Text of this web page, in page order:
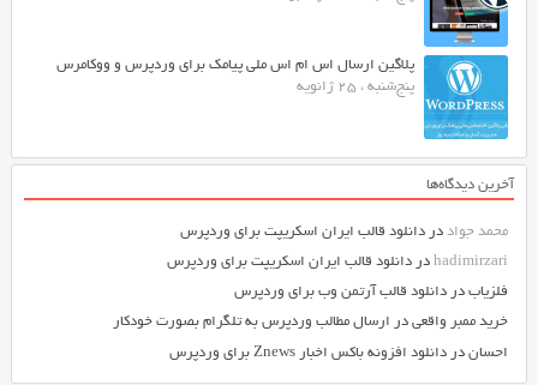
پلاگین ارسال اس ام اس ملی پیامک برای وردپرس و ووکامرس
پنج‌شنبه ، 25 ژانویه
آخرین دیدگاه‌ها
محمد جواددر دانلود قالب ایران اسکریپت برای وردپرس
hadimirzariدر دانلود قالب ایران اسکریپت برای وردپرس
فلزیابدر دانلود قالب آرتمن وب برای وردپرس
خرید ممبر واقعیدر ارسال مطالب وردپرس به تلگرام بصورت خودکار
احساندر دانلود افزونه باکس اخبار Znews برای وردپرس